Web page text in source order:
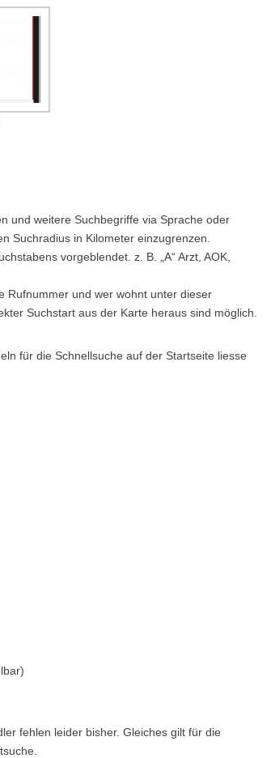
und weitere Suchbegriffe via Sprache oder
Suchradius in Kilometer einzugrenzen.
vorgeblendet. z. B. „A“ Arzt, AOK,
Rufnummer und wer wohnt unter dieser
Suchstart aus der Karte heraus sind möglich.
für die Schnellsuche auf der Startseite liesse
fehlen leider bisher. Gleiches gilt für die